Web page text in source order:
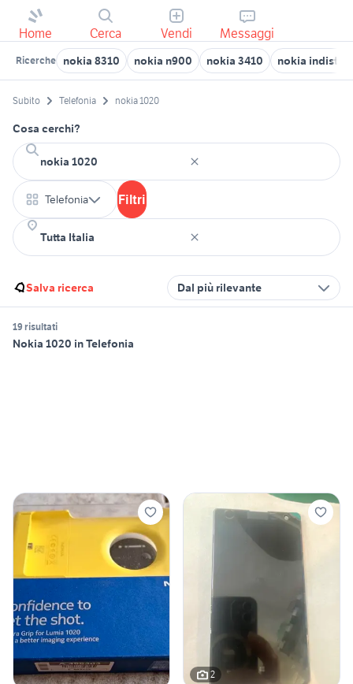
Home Cerca Vendi Messaggi
Ricerche nokia 8310 nokia n900 nokia 3410 nokia
Subito Telefonia nokia 1020
Cosa cerchi?
Telefonia Filtri
Salva ricerca Dal più rilevante
19 risultati
Nokia 1020 in Telefonia
2